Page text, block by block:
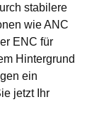
stabilere
wie ANC
ENC für
Hintergrund
ein
jetzt Ihr